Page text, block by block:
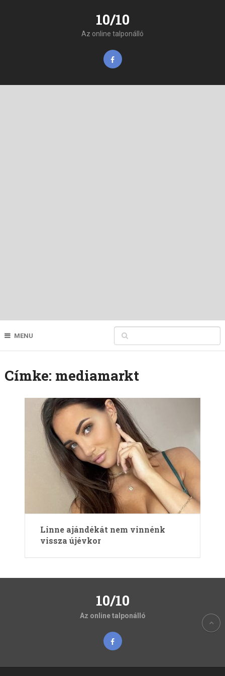
10/10
Az online talponálló
MENU
Címke: mediamarkt
Linne ajándékát nem vinnénk
vissza újévkor
10/10
Az online talponálló